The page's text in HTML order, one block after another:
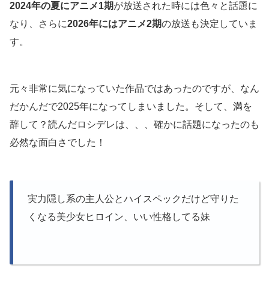
2024年の夏にアニメ1期が放送された時には色々と話題に
なり、さらに2026年にはアニメ2期の放送も決定していま
す。
元々非常に気になっていた作品ではあったのですが、なん
だかんだで2025年になってしまいました。そして、満を
辞して？読んだロシデレは、、、確かに話題になったのも
必然な面白さでした！
実力隠し系の主人公とハイスペックだけど守りた
くなる美少女ヒロイン、いい性格してる妹